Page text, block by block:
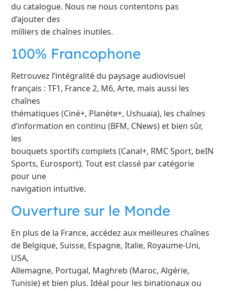
du catalogue. Nous ne nous contentons pas
d’ajouter des
milliers de chaînes inutiles.
100% Francophone
Retrouvez l’intégralité du paysage audiovisuel
français : TF1, France 2, M6, Arte, mais aussi les
chaînes
thématiques (Ciné+, Planète+, Ushuaïa), les chaînes
d’information en continu (BFM, CNews) et bien sûr,
les
bouquets sportifs complets (Canal+, RMC Sport, beIN
Sports, Eurosport). Tout est classé par catégorie
pour une
navigation intuitive.
Ouverture sur le Monde
En plus de la France, accédez aux meilleures chaînes
de Belgique, Suisse, Espagne, Italie, Royaume-Uni,
USA,
Allemagne, Portugal, Maghreb (Maroc, Algérie,
Tunisie) et bien plus. Idéal pour les binationaux ou